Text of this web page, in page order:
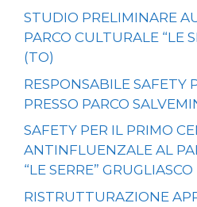
STUDIO PRELIMINARE
PARCO CULTURALE “LE
(TO)
RESPONSABILE SAFETY
PRESSO PARCO
SAFETY PER IL PRIMO
ANTINFLUENZALE AL
“LE SERRE”
RISTRUTTURAZIONE